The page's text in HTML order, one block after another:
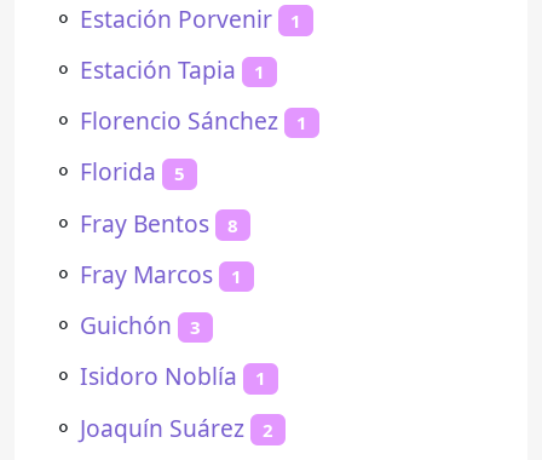
⚬ Estación Porvenir 1
⚬ Estación Tapia 1
⚬ Florencio Sánchez 1
⚬ Florida 5
⚬ Fray Bentos 8
⚬ Fray Marcos 1
⚬ Guichón 3
⚬ Isidoro Noblía 1
⚬ Joaquín Suárez 2